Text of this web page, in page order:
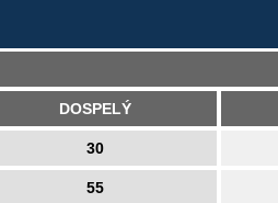
DOSPELÝ
30
55